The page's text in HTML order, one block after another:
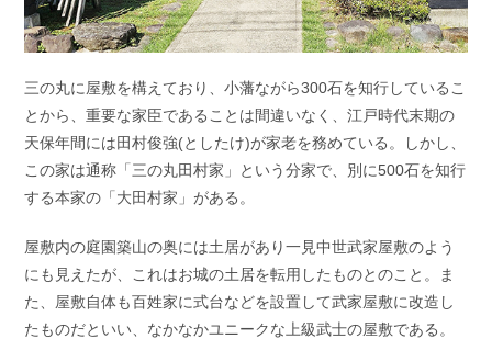
三の丸に屋敷を構えており、小藩ながら300石を知行しているこ
とから、重要な家臣であることは間違いなく、江戸時代末期の
天保年間には田村俊強(としたけ)が家老を務めている。しかし、
この家は通称「三の丸田村家」という分家で、別に500石を知行
する本家の「大田村家」がある。
屋敷内の庭園築山の奥には土居があり一見中世武家屋敷のよう
にも見えたが、これはお城の土居を転用したものとのこと。ま
た、屋敷自体も百姓家に式台などを設置して武家屋敷に改造し
たものだといい、なかなかユニークな上級武士の屋敷である。